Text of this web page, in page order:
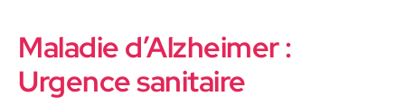
Maladie d’Alzheimer :
Urgence sanitaire